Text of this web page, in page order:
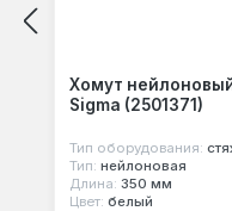
Хомут
Sigma (2501371)
Тип оборудования:
Тип: нейлоновая
Длина: 350 мм
Цвет: белый